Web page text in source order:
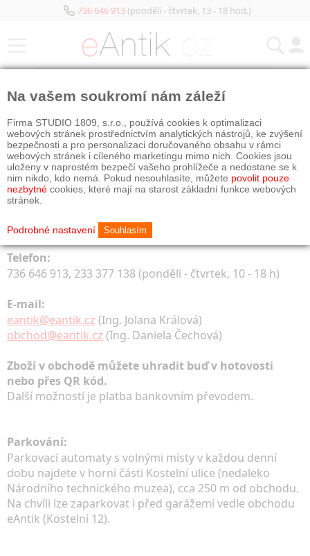
736 646 913(pondělí - čtvrtek, 13 - 18 hod.)
Kontakty
Obchod eAntik
Kostelní 14, 170 00 Praha 7
Otevírací doba:
pátek, sobota, neděle: zavřeno
Telefon:
736 646 913, 233 377 138 (pondělí - čtvrtek, 10 - 18 h)
E-mail:
eantik@eantik.cz (Ing. Jolana Králová)
obchod@eantik.cz (Ing. Daniela Čechová)
Zboží v obchodě můžete uhradit buď v hotovosti
nebo přes QR kód.
Další možností je platba bankovním převodem.
Parkování:
Parkovací automaty s volnými místy v každou denní
dobu najdete v horní části Kostelní ulice (nedaleko
Národního technického muzea), cca 250 m od obchodu.
Na chvíli lze zaparkovat i před garážemi vedle obchodu
eAntik (Kostelní 12).
Na vašem soukromí nám záleží
Firma STUDIO 1809, s.r.o., používá cookies k optimalizaci
webových stránek prostřednictvím analytických nástrojů, ke zvýšení
bezpečnosti a pro personalizaci doručovaného obsahu v rámci
webových stránek i cíleného marketingu mimo nich. Cookies jsou
uloženy v naprostém bezpečí vašeho prohlížeče a nedostane se k
nim nikdo, kdo nemá. Pokud nesouhlasíte, můžete povolit pouze
nezbytné cookies, které mají na starost základní funkce webových
stránek.
Podrobné nastavení Souhlasím